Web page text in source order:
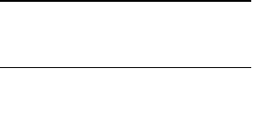
イ+サーフェイスマット1プライ